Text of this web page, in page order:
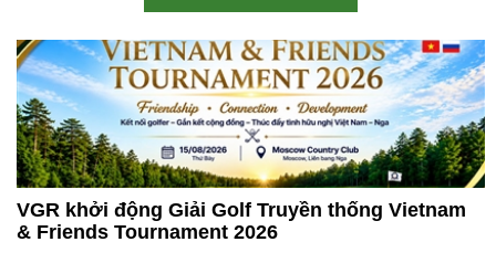
VGR khởi động Giải Golf Truyền thống Vietnam
& Friends Tournament 2026